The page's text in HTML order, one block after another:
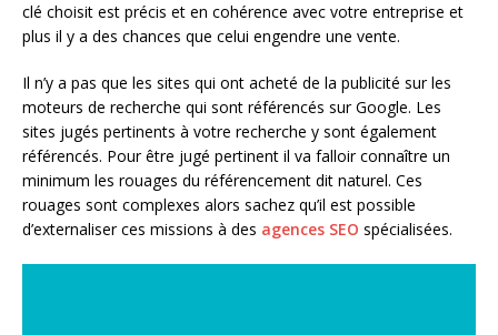
clé choisit est précis et en cohérence avec votre entreprise et
plus il y a des chances que celui engendre une vente.
Il n’y a pas que les sites qui ont acheté de la publicité sur les
moteurs de recherche qui sont référencés sur Google. Les
sites jugés pertinents à votre recherche y sont également
référencés. Pour être jugé pertinent il va falloir connaître un
minimum les rouages du référencement dit naturel. Ces
rouages sont complexes alors sachez qu’il est possible
d’externaliser ces missions à des agences SEO spécialisées.